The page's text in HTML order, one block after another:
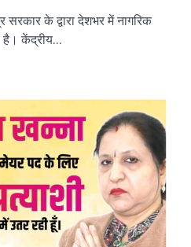
के द्वारा देशभर में नागरिक
है। केंद्रीय…